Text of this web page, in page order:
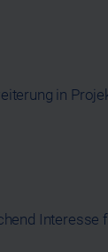
in
Interesse